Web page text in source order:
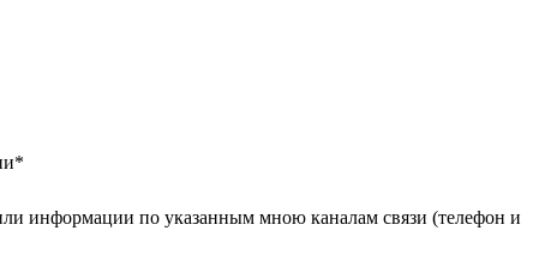
*
информации по указанным мною каналам связи (телефон и